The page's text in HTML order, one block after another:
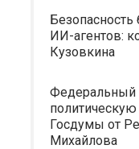
ИИ-агентов:
Кузовкина
Федеральный
политическую
Госдумы от
Михайлова